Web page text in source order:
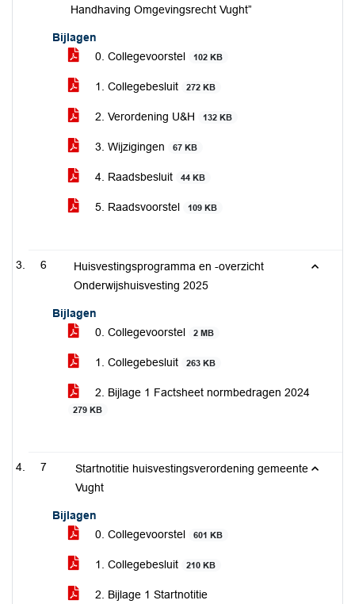
Handhaving Omgevingsrecht Vught”
Bijlagen
0. Collegevoorstel
102 KB
1. Collegebesluit 272 KB
2. Verordening U&H 132 KB
3. Wijzigingen 67 KB
4. Raadsbesluit 44 KB
5. Raadsvoorstel 109 KB
6
Huisvestingsprogramma en -overzicht
Onderwijshuisvesting 2025
Bijlagen
0. Collegevoorstel
2 MB
1. Collegebesluit 263 KB
2. Bijlage 1 Factsheet normbedragen 2024
279 KB
7
Startnotitie huisvestingsverordening gemeente
Vught
Bijlagen
0. Collegevoorstel
601 KB
1. Collegebesluit 210 KB
2. Bijlage 1 Startnotitie